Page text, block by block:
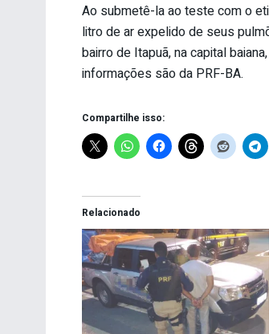
Ao submetê-la ao teste com o
litro de ar expelido de seus
bairro de Itapuã, na capital
informações são da PRF-BA.
Compartilhe isso:
Relacionado